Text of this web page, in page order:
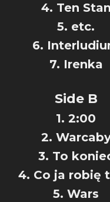
4. Ten Stan
5. etc.
6.
7. Irenka
Side B
1. 2:00
2.
3. To
4. Co ja robię
5. Wars